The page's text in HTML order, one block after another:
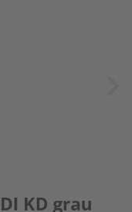
KD grau